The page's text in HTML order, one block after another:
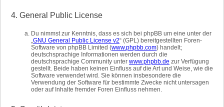
4. General Public License
Du nimmst zur Kenntnis, dass es sich bei phpBB um eine unter der
„GNU General Public License v2“ (GPL) bereitgestellten Foren-
Software von phpBB Limited (www.phpbb.com) handelt;
deutschsprachige Informationen werden durch die
deutschsprachige Community unter www.phpbb.de zur Verfügung
gestellt. Beide haben keinen Einfluss auf die Art und Weise, wie die
Software verwendet wird. Sie können insbesondere die
Verwendung der Software für bestimmte Zwecke nicht untersagen
oder auf Inhalte fremder Foren Einfluss nehmen.